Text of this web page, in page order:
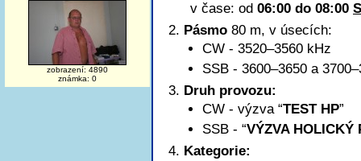
zobrazení: 4890
známka: 0
v čase: od 06:00 do 08:00
Pásmo 80 m, v úsecích:
CW - 3520–3560 kHz
SSB - 3600–3650 a
Druh provozu:
CW - výzva “TEST HP”
SSB - “VÝZVA HOLICKÝ
Kategorie: